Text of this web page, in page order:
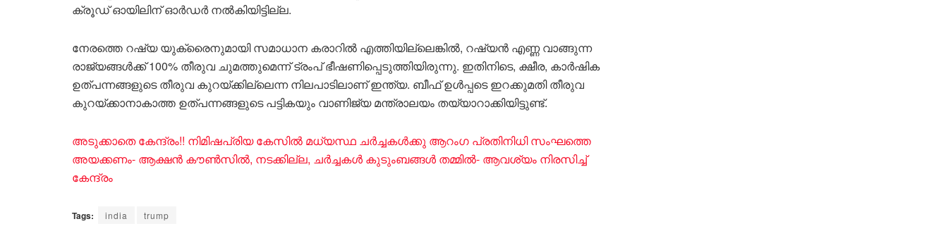
ക്രൂഡ് ഓയിലിന് ഓർഡർ നൽകിയിട്ടില്ല.
നേരത്തെ റഷ്യ യുക്രൈനുമായി സമാധാന കരാറിൽ എത്തിയില്ലെങ്കിൽ, റഷ്യൻ എണ്ണ വാങ്ങുന്ന
രാജ്യങ്ങൾക്ക് 100% തീരുവ ചുമത്തുമെന്ന് ട്രംപ് ഭീഷണിപ്പെടുത്തിയിരുന്നു. ഇതിനിടെ, ക്ഷീര, കാർഷിക
ഉത്പന്നങ്ങളുടെ തീരുവ കുറയ്ക്കില്ലെന്ന നിലപാടിലാണ് ഇന്ത്യ. ബീഫ് ഉൾപ്പടെ ഇറക്കുമതി തീരുവ
കുറയ്ക്കാനാകാത്ത ഉത്പന്നങ്ങളുടെ പട്ടികയും വാണിജ്യ മന്ത്രാലയം തയ്യാറാക്കിയിട്ടുണ്ട്.
അടുക്കാതെ കേന്ദ്രം!! നിമിഷപ്രിയ കേസിൽ മധ്യസ്ഥ ചർച്ചകൾക്കു ആറം​ഗ പ്രതിനിധി സംഘത്തെ
അയക്കണം- ആക്ഷൻ കൗൺസിൽ, നടക്കില്ല, ചർച്ചകൾ കുടുംബങ്ങൾ തമ്മിൽ- ആവശ്യം നിരസിച്ച്
കേന്ദ്രം
Tags: india trump